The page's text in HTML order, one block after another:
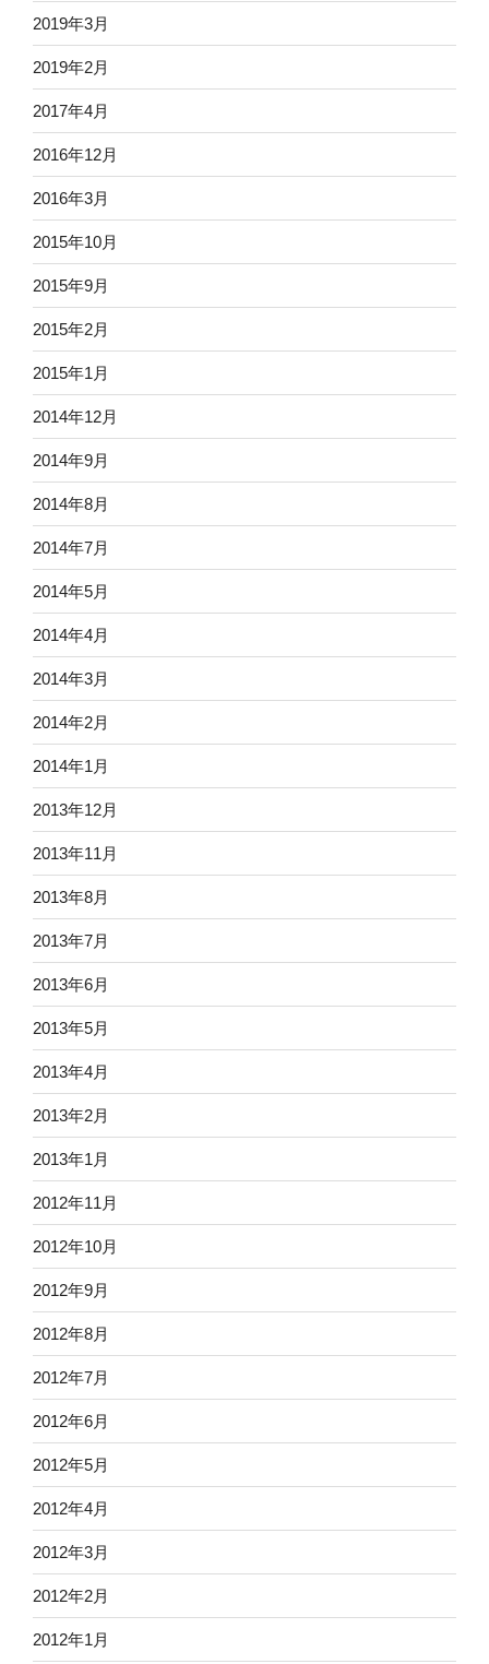
2019年3月
2019年2月
2017年4月
2016年12月
2016年3月
2015年10月
2015年9月
2015年2月
2015年1月
2014年12月
2014年9月
2014年8月
2014年7月
2014年5月
2014年4月
2014年3月
2014年2月
2014年1月
2013年12月
2013年11月
2013年8月
2013年7月
2013年6月
2013年5月
2013年4月
2013年2月
2013年1月
2012年11月
2012年10月
2012年9月
2012年8月
2012年7月
2012年6月
2012年5月
2012年4月
2012年3月
2012年2月
2012年1月